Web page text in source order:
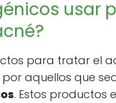
usar
para tratar el
aquellos que
. Estos productos